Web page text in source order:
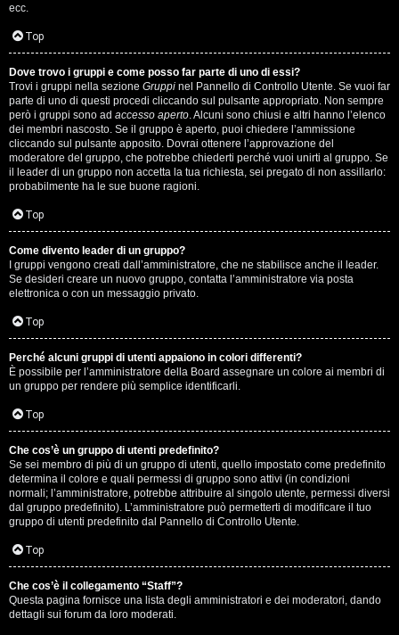
ecc.
Top
Dove trovo i gruppi e come posso far parte di uno di essi?
Trovi i gruppi nella sezione Gruppi nel Pannello di Controllo Utente. Se vuoi far
parte di uno di questi procedi cliccando sul pulsante appropriato. Non sempre
però i gruppi sono ad accesso aperto. Alcuni sono chiusi e altri hanno l’elenco
dei membri nascosto. Se il gruppo è aperto, puoi chiedere l’ammissione
cliccando sul pulsante apposito. Dovrai ottenere l’approvazione del
moderatore del gruppo, che potrebbe chiederti perché vuoi unirti al gruppo. Se
il leader di un gruppo non accetta la tua richiesta, sei pregato di non assillarlo:
probabilmente ha le sue buone ragioni.
Top
Come divento leader di un gruppo?
I gruppi vengono creati dall’amministratore, che ne stabilisce anche il leader.
Se desideri creare un nuovo gruppo, contatta l’amministratore via posta
elettronica o con un messaggio privato.
Top
Perché alcuni gruppi di utenti appaiono in colori differenti?
È possibile per l’amministratore della Board assegnare un colore ai membri di
un gruppo per rendere più semplice identificarli.
Top
Che cos’è un gruppo di utenti predefinito?
Se sei membro di più di un gruppo di utenti, quello impostato come predefinito
determina il colore e quali permessi di gruppo sono attivi (in condizioni
normali; l’amministratore, potrebbe attribuire al singolo utente, permessi diversi
dal gruppo predefinito). L’amministratore può permetterti di modificare il tuo
gruppo di utenti predefinito dal Pannello di Controllo Utente.
Top
Che cos’è il collegamento “Staff”?
Questa pagina fornisce una lista degli amministratori e dei moderatori, dando
dettagli sui forum da loro moderati.
i
c
a
l
i
.
.
.
D
i
t
u
t
t
o
u
n
p
ò